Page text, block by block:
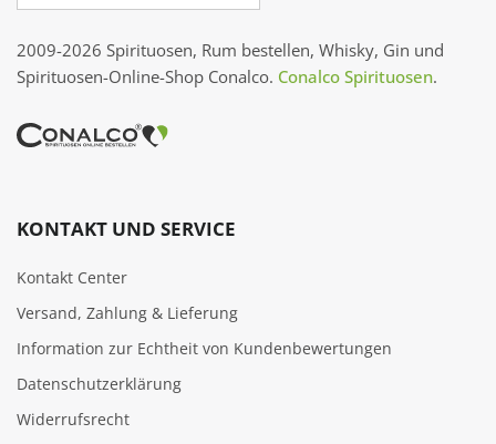
2009-2026 Spirituosen, Rum bestellen, Whisky, Gin und
Spirituosen-Online-Shop Conalco. Conalco Spirituosen.
KONTAKT UND SERVICE
Kontakt Center
Versand, Zahlung & Lieferung
Information zur Echtheit von Kundenbewertungen
Datenschutzerklärung
Widerrufsrecht